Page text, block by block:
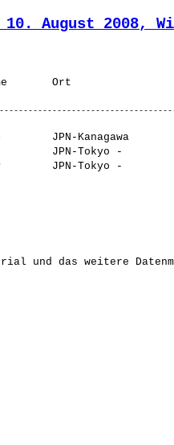
10. August 2008,
JPN-
JPN-Tokyo
und das weitere